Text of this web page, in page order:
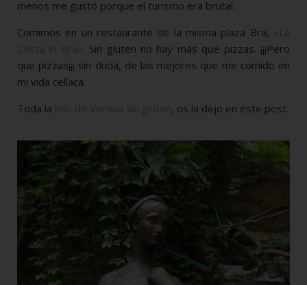
menos me gustó porque el turismo era brutal.
Comimos en un restaurante de la misma plaza Bra,
«La
Costa in Bra» . Sin gluten no hay más que pizzas. ¡¡¡Pero
que pizzas¡¡¡ sin duda, de las mejores que me comido en
mi vida celíaca.
Toda la info de Verona sin gluten, os la dejo en éste post.